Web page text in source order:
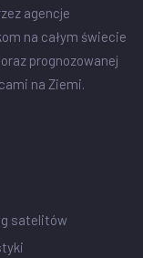
agencje
na całym świecie
prognozowanej
na Ziemi.
satelitów